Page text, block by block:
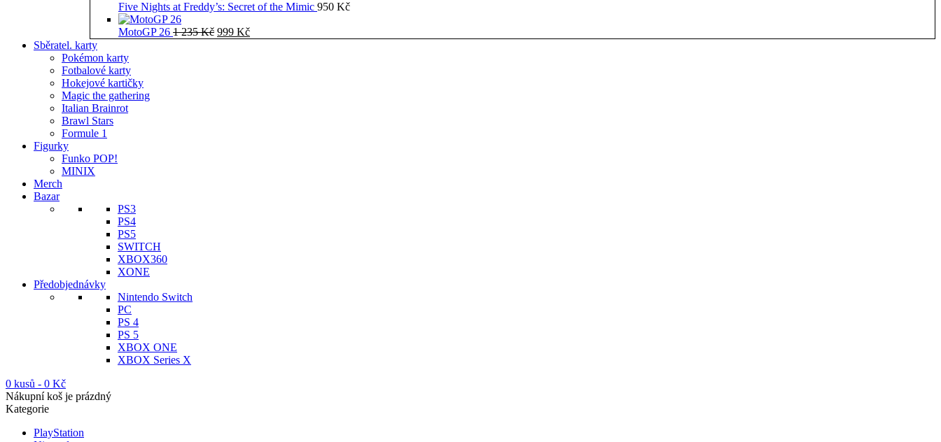
Five Nights at Freddy’s: Secret of the Mimic 950 Kč
MotoGP 26 1 235Kč Původní
999 KčAktuální
Sběratel. karty
Pokémon karty
Fotbalové karty
Hokejové kartičky
Magic the gathering
Italian Brainrot
Brawl Stars
Formule 1
Figurky
Funko POP!
MINIX
Merch
Bazar
PS3
PS4
PS5
SWITCH
XBOX360
XONE
Předobjednávky
Nintendo Switch
PC
PS 4
PS 5
XBOX ONE
XBOX Series X
0 kusů - 0 Kč
Nákupní koš je prázdný
Kategorie
PlayStation